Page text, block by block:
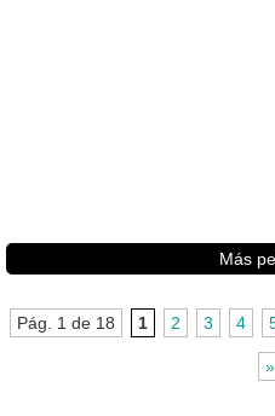
Más
Pág. 1 de 18 1 2 3 4
»